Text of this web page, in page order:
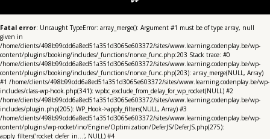
Fatal error: Uncaught TypeError: array_merge(): Argument #1 must be of type array, null
given in
/home/clients/498b99cdd6a8ed51a351d3065e603372/sites/www.learning.codenplay.be/wp-
content/plugins/booking/includes/_functions/nonce_func.php:203 Stack trace: #0
/home/clients/498b99cdd6a8ed51a351d3065e603372/sites/www.learning.codenplay.be/wp-
content/plugins/booking/includes/_functions/nonce_func.php(203): array_merge(NULL, Array)
#1 /home/clients/498b99cdd6a8ed51a351d3065e603372/sites/www.learning.codenplay.be/wp-
includes/class-wp-hook.php(341): wpbc_exclude_from_delay_for_wp_rocket(NULL) #2
/home/clients/498b99cdd6a8ed51a351d3065e603372/sites/www.learning.codenplay.be/wp-
includes/plugin.php(205): WP_Hook->apply_filters(NULL, Array) #3
/home/clients/498b99cdd6a8ed51a351d3065e603372/sites/www.learning.codenplay.be/wp-
content/plugins/wp-rocket/inc/Engine/Optimization/DeferJS/DeferJS.php(275):
apply_filters('rocket_defer_in...', NULL) #4